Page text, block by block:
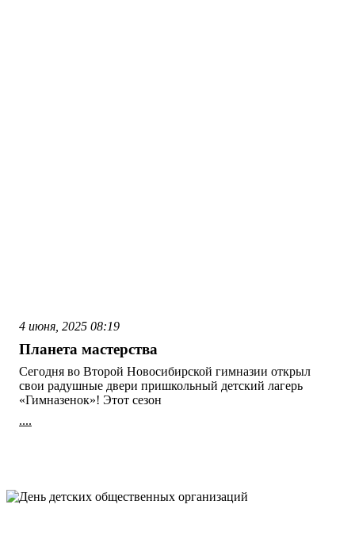
4 июня, 2025 08:19
Планета мастерства
Сегодня во Второй Новосибирской гимназии открыл
свои радушные двери пришкольный детский лагерь
«Гимназенок»! Этот сезон
....